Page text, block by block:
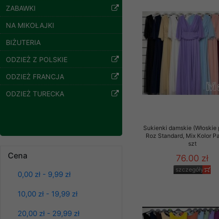
ZABAWKI
NA MIKOŁAJKI
BIŻUTERIA
ODZIEŻ Z POLSKIE
ODZIEŻ FRANCJA
ODZIEŻ TURECKA
Cena
0,00 zł - 9,99 zł
10,00 zł - 19,99 zł
20,00 zł - 29,99 zł
Kolor Paczka 10 szt
szczegóły
Sukienki damskie (Włoskie
Roz Standard, Mix Kolor
szt
76.00 zł
szczegóły
Klientów
ochronie danych
serwerach
pracownicy Sklepu.
Każdy Klient, który
ich weryfikacji,
Sklep nie przekazuje,
chyba że dzieje się
Nasz Sklep
przez nasz serwer i
jego indywidualnych
opcję przyjmowania
może wpłynąć na
Klienta przechowują
• ostatnio